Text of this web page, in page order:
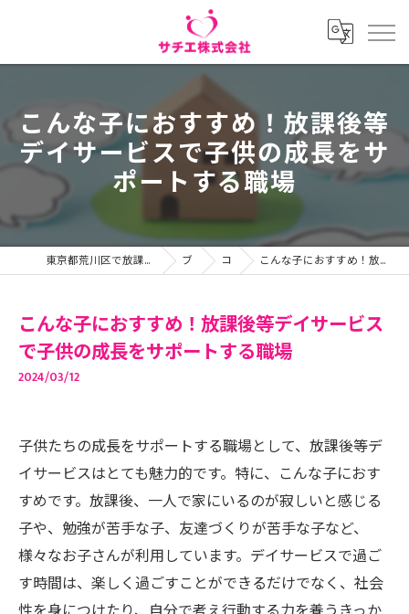
こんな子におすすめ！放課後等
デイサービスで子供の成長をサ
ポートする職場
東京都荒川区で放課後等デイサービスの求人ならサチエ株式会社 ブログ コラム こんな子におすすめ！放課後等デイサービスで子供の成長をサポートする職場
こんな子におすすめ！放課後等デイサービス
で子供の成長をサポートする職場
2024/03/12
子供たちの成長をサポートする職場として、放課後等デ
イサービスはとても魅力的です。特に、こんな子におす
すめです。放課後、一人で家にいるのが寂しいと感じる
子や、勉強が苦手な子、友達づくりが苦手な子など、
様々なお子さんが利用しています。デイサービスで過ご
す時間は、楽しく過ごすことができるだけでなく、社会